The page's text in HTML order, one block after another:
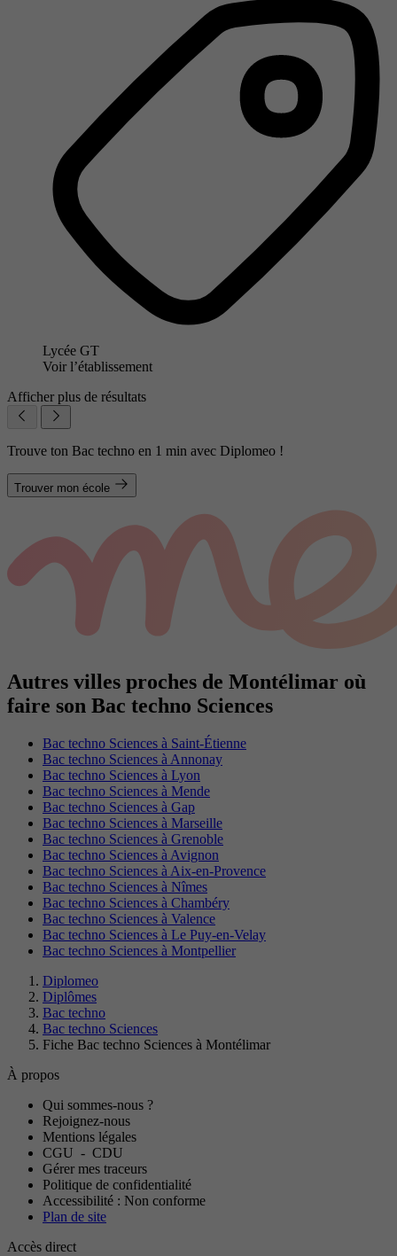
Lycée GT
Voir l’établissement
Afficher plus de résultats
Trouve ton Bac techno en 1 min avec Diplomeo !
Trouver mon école
Autres villes proches de Montélimar où
faire son Bac techno Sciences
Bac techno Sciences à Saint-Étienne
Bac techno Sciences à Annonay
Bac techno Sciences à Lyon
Bac techno Sciences à Mende
Bac techno Sciences à Gap
Bac techno Sciences à Marseille
Bac techno Sciences à Grenoble
Bac techno Sciences à Avignon
Bac techno Sciences à Aix-en-Provence
Bac techno Sciences à Nîmes
Bac techno Sciences à Chambéry
Bac techno Sciences à Valence
Bac techno Sciences à Le Puy-en-Velay
Bac techno Sciences à Montpellier
Diplomeo
Diplômes
Bac techno
Bac techno Sciences
Fiche Bac techno Sciences à Montélimar
À propos
Qui sommes-nous ?
Rejoignez-nous
Mentions légales
CGU - CDU
Gérer mes traceurs
Politique de confidentialité
Accessibilité : Non conforme
Plan de site
Accès direct